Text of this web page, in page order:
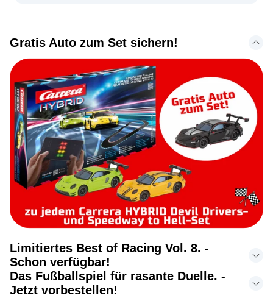
Gratis Auto zum Set sichern!
Limitiertes Best of Racing Vol. 8. -
Schon verfügbar!
Das Fußballspiel für rasante Duelle. -
Jetzt vorbestellen!